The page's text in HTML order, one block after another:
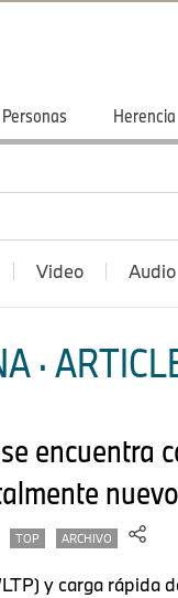
Personas Herencia
Video Audio
·
encuentra
TOP ARCHIVO
y carga rápida